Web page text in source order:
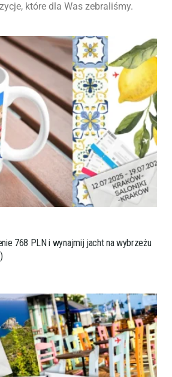
które dla Was zebraliśmy.
768 PLN i wynajmij jacht na wybrzeżu